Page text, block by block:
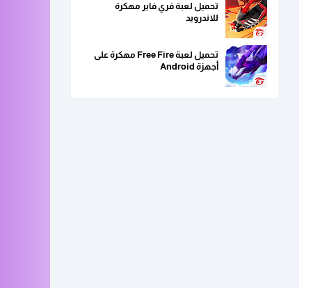
تحميل لعبة فري فاير مهكرة
للاندرويد
تحميل لعبة Free Fire مهكرة على
أجهزة Android